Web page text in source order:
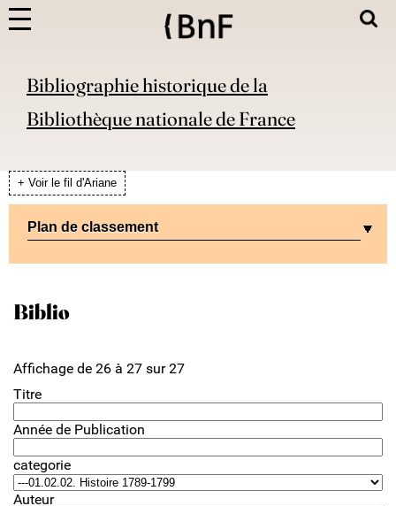
Bibliographie historique de la
Bibliothèque nationale de France
+ Voir le fil d'Ariane
Plan de classement
Biblio
Affichage de 26 à 27 sur 27
Titre
Année de Publication
categorie
Auteur